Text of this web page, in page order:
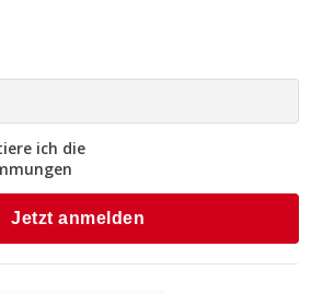
ich die